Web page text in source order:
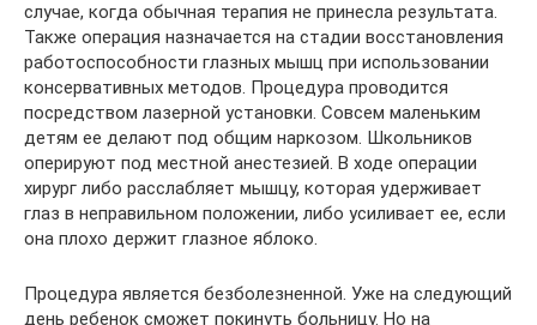
случае, когда обычная терапия не принесла результата.
Также операция назначается на стадии восстановления
работоспособности глазных мышц при использовании
консервативных методов. Процедура проводится
посредством лазерной установки. Совсем маленьким
детям ее делают под общим наркозом. Школьников
оперируют под местной анестезией. В ходе операции
хирург либо расслабляет мышцу, которая удерживает
глаз в неправильном положении, либо усиливает ее, если
она плохо держит глазное яблоко.
Процедура является безболезненной. Уже на следующий
день ребенок сможет покинуть больницу. Но на